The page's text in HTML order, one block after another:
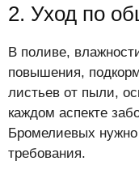
2. Уход по
В поливе,
повышения,
листьев от пыли,
каждом аспекте
Бромелиевых
требования.